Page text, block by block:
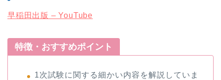
早稲田出版 – YouTube
特徴・おすすめポイント
1次試験に関する細かい内容を解説していま